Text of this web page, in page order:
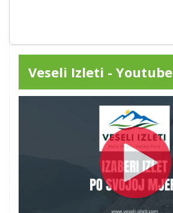
Veseli Izleti - Youtube